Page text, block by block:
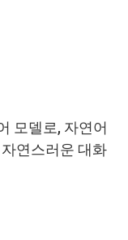
모델로, 자연어
연스러운 대화